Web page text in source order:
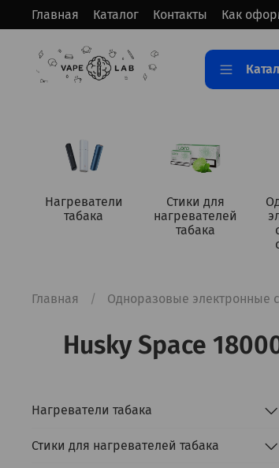
Главная Каталог Контакты Как
Нагреватели
табака
Стики для
нагревателей
табака
Главная Одноразовые электронные
Husky Space
Нагреватели табака
Стики для нагревателей табака